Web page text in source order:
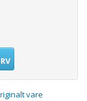
vare